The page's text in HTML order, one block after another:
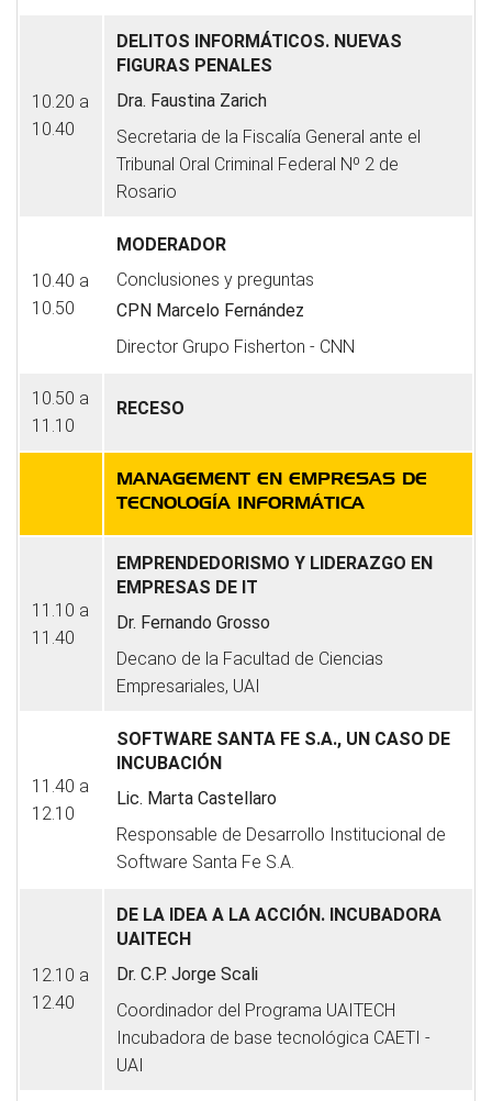
10.20 a
10.40
DELITOS INFORMÁTICOS. NUEVAS
FIGURAS PENALES
Dra. Faustina Zarich
Secretaria de la Fiscalía General ante el
Tribunal Oral Criminal Federal Nº 2 de
Rosario
10.40 a
10.50
MODERADOR
Conclusiones y preguntas
CPN Marcelo Fernández
Director Grupo Fisherton - CNN
10.50 a
11.10
RECESO
MANAGEMENT EN EMPRESAS DE
TECNOLOGÍA INFORMÁTICA
11.10 a
11.40
EMPRENDEDORISMO Y LIDERAZGO EN
EMPRESAS DE IT
Dr. Fernando Grosso
Decano de la Facultad de Ciencias
Empresariales, UAI
11.40 a
12.10
SOFTWARE SANTA FE S.A., UN CASO DE
INCUBACIÓN
Lic. Marta Castellaro
Responsable de Desarrollo Institucional de
Software Santa Fe S.A.
12.10 a
12.40
DE LA IDEA A LA ACCIÓN. INCUBADORA
UAITECH
Dr. C.P. Jorge Scali
Coordinador del Programa UAITECH
Incubadora de base tecnológica CAETI -
UAI